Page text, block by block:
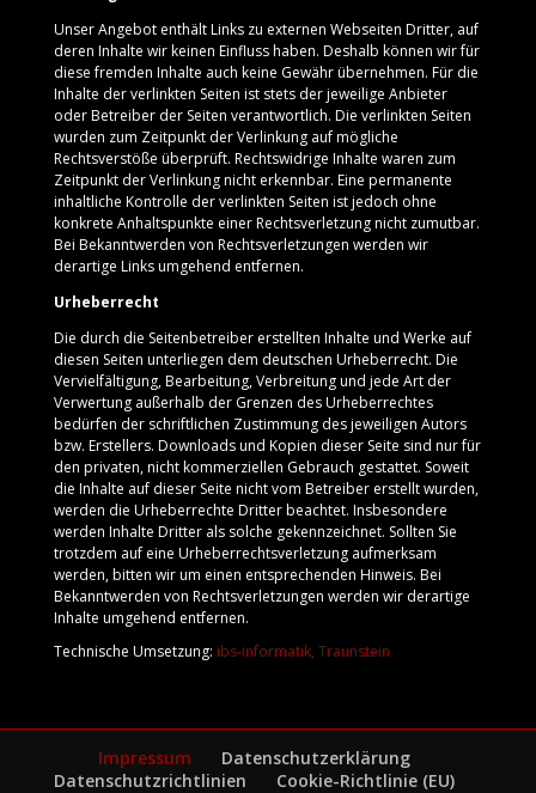
Unser Angebot enthält Links zu externen Webseiten Dritter, auf
deren Inhalte wir keinen Einfluss haben. Deshalb können wir für
diese fremden Inhalte auch keine Gewähr übernehmen. Für die
Inhalte der verlinkten Seiten ist stets der jeweilige Anbieter
oder Betreiber der Seiten verantwortlich. Die verlinkten Seiten
wurden zum Zeitpunkt der Verlinkung auf mögliche
Rechtsverstöße überprüft. Rechtswidrige Inhalte waren zum
Zeitpunkt der Verlinkung nicht erkennbar. Eine permanente
inhaltliche Kontrolle der verlinkten Seiten ist jedoch ohne
konkrete Anhaltspunkte einer Rechtsverletzung nicht zumutbar.
Bei Bekanntwerden von Rechtsverletzungen werden wir
derartige Links umgehend entfernen.
Urheberrecht
Die durch die Seitenbetreiber erstellten Inhalte und Werke auf
diesen Seiten unterliegen dem deutschen Urheberrecht. Die
Vervielfältigung, Bearbeitung, Verbreitung und jede Art der
Verwertung außerhalb der Grenzen des Urheberrechtes
bedürfen der schriftlichen Zustimmung des jeweiligen Autors
bzw. Erstellers. Downloads und Kopien dieser Seite sind nur für
den privaten, nicht kommerziellen Gebrauch gestattet. Soweit
die Inhalte auf dieser Seite nicht vom Betreiber erstellt wurden,
werden die Urheberrechte Dritter beachtet. Insbesondere
werden Inhalte Dritter als solche gekennzeichnet. Sollten Sie
trotzdem auf eine Urheberrechtsverletzung aufmerksam
werden, bitten wir um einen entsprechenden Hinweis. Bei
Bekanntwerden von Rechtsverletzungen werden wir derartige
Inhalte umgehend entfernen.
Technische Umsetzung: ibs-informatik, Traunstein
Impressum
Datenschutzerklärung
Datenschutzrichtlinien
Cookie-Richtlinie (EU)